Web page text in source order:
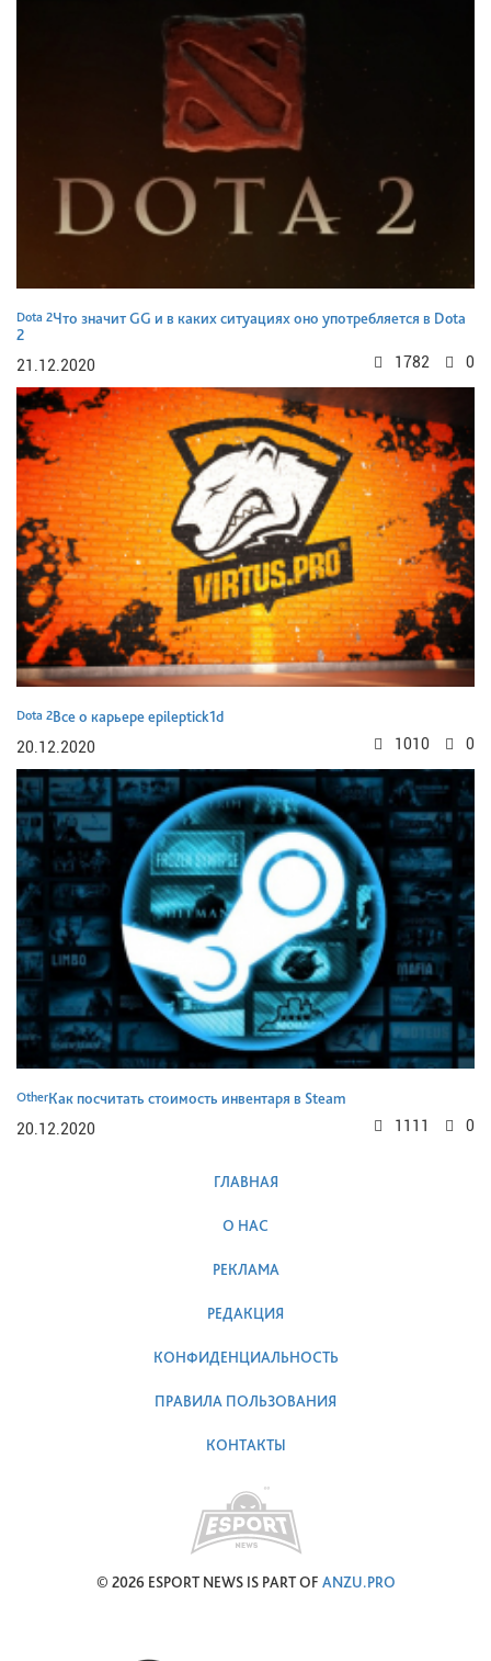
Dota 2Что значит GG и в каких ситуациях оно употребляется в Dota
2
21.12.2020
0
1782
Dota 2Все о карьере epileptick1d
20.12.2020
0
1010
OtherКак посчитать стоимость инвентаря в Steam
20.12.2020
0
1111
ГЛАВНАЯ
О НАС
РЕКЛАМА
РЕДАКЦИЯ
КОНФИДЕНЦИАЛЬНОСТЬ
ПРАВИЛА ПОЛЬЗОВАНИЯ
КОНТАКТЫ
© 2026 ESPORT NEWS IS PART OF ANZU.PRO